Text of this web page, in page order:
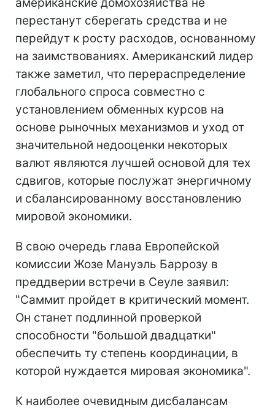
перестанут сберегать средства и не
перейдут к росту расходов, основанному
на заимствованиях. Американский лидер
также заметил, что перераспределение
глобального спроса совместно с
установлением обменных курсов на
основе рыночных механизмов и уход от
значительной недооценки некоторых
валют являются лучшей основой для тех
сдвигов, которые послужат энергичному
и сбалансированному восстановлению
мировой экономики.
В свою очередь глава Европейской
комиссии Жозе Мануэль Баррозу в
преддверии встречи в Сеуле заявил:
"Саммит пройдет в критический момент.
Он станет подлинной проверкой
способности "большой двадцатки"
обеспечить ту степень координации, в
которой нуждается мировая экономика".
К наиболее очевидным дисбалансам